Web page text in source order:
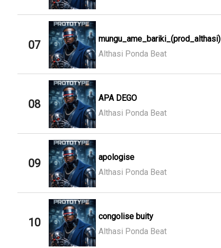
07
mungu_ame_bariki_(prod_althasi)
Althasi Ponda Beat
08
APA DEGO
Althasi Ponda Beat
09
apologise
Althasi Ponda Beat
10
congolise buity
Althasi Ponda Beat